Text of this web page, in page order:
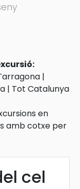
|
| Tot Catalunya
en
amb cotxe per
cel